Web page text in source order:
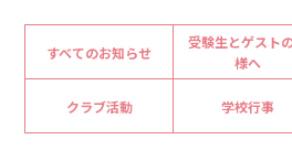
すべてのお知らせ
受験生とゲスト
様へ
クラブ活動 学校行事